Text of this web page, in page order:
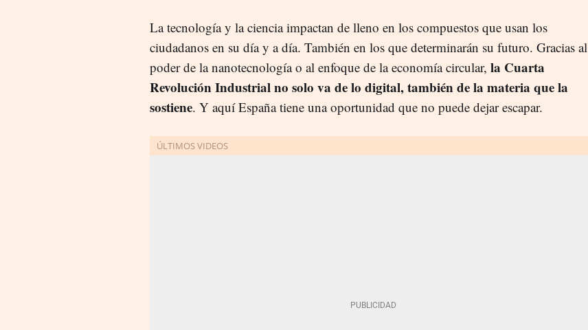
La tecnología y la ciencia impactan de lleno en los compuestos que usan los
ciudadanos en su día y a día. También en los que determinarán su futuro. Gracias al
poder de la nanotecnología o al enfoque de la economía circular, la Cuarta
Revolución Industrial no solo va de lo digital, también de la materia que la
sostiene. Y aquí España tiene una oportunidad que no puede dejar escapar.